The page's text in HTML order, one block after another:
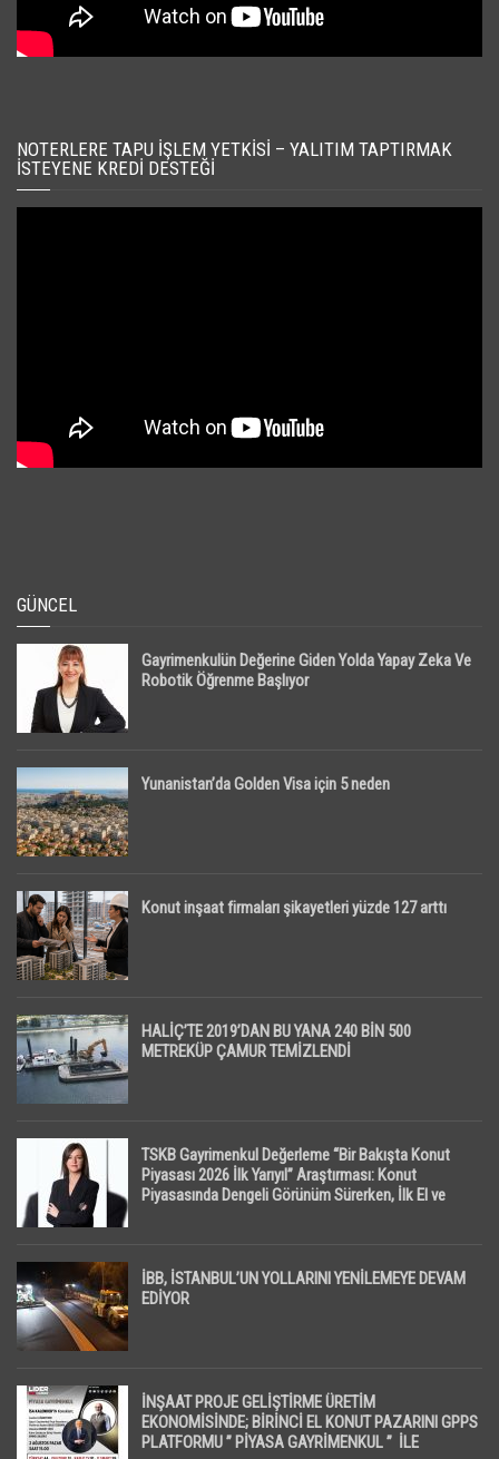
NOTERLERE TAPU İŞLEM YETKISI – YALITIM TAPTIRMAK
İSTEYENE KREDI DESTEĞI
GÜNCEL
Gayrimenkulün Değerine Giden Yolda Yapay Zeka Ve
Robotik Öğrenme Başlıyor
Yunanistan’da Golden Visa için 5 neden
Konut inşaat firmaları şikayetleri yüzde 127 arttı
HALİÇ’TE 2019’DAN BU YANA 240 BİN 500
METREKÜP ÇAMUR TEMİZLENDİ
TSKB Gayrimenkul Değerleme “Bir Bakışta Konut
Piyasası 2026 İlk Yarıyıl” Araştırması: Konut
Piyasasında Dengeli Görünüm Sürerken, İlk El ve
İBB, İSTANBUL’UN YOLLARINI YENİLEMEYE DEVAM
EDİYOR
İNŞAAT PROJE GELİŞTİRME ÜRETİM
EKONOMİSİNDE; BİRİNCİ EL KONUT PAZARINI GPPS
PLATFORMU ” PİYASA GAYRİMENKUL ” İLE